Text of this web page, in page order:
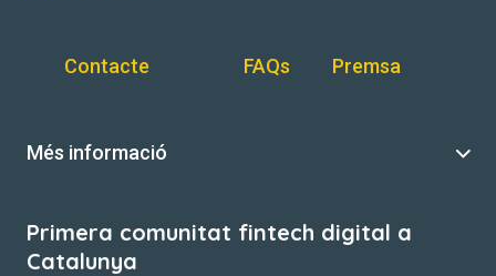
Contacte FAQs Premsa
Més informació
Primera comunitat fintech digital a
Catalunya